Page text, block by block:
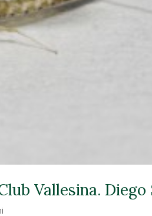
Vallesina. Diego